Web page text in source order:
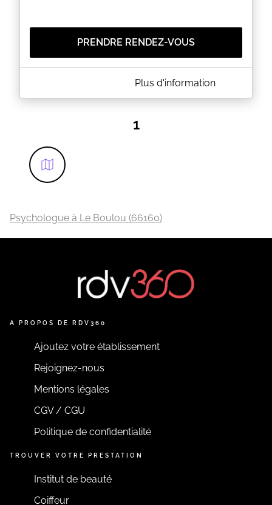
PRENDRE RENDEZ-VOUS
A PROPOS DE PSY EN COLLÈGE PAU CASALS
Mme Lluis, psychologue Education Nationale,
Si aucun créneau ne vous convient, vous pouvez
montpellier.fr
Possibilité de RDV au CIO le vendredi après-midi
(centre d'information et d'orientation, 43 bis avenue
Jean Giraudoux à Perpignan, téléphone 04 11 64 23
66).
EN SAVOIR PLUS
Plus d'information
1
Psychologue à Le Boulou (66160)
A PROPOS DE RDV360
Ajoutez votre établissement
Rejoignez-nous
Mentions légales
CGV / CGU
Politique de confidentialité
TROUVER VOTRE PRESTATION
Institut de beauté
Coiffeur